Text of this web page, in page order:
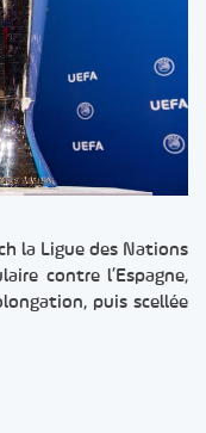
la Ligue des Nations
contre l’Espagne,
puis scellée